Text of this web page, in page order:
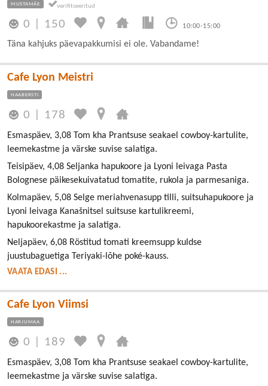
MUSTAMÄE
0 150 10:00-15:00
Täna kahjuks päevapakkumisi ei ole. Vabandame!
Cafe Lyon Meistri
HAABERSTI
0 178
Esmaspäev, 3,08 Tom kha Prantsuse seakael cowboy-kartulite,
leemekastme ja värske suvise salatiga.
Teisipäev, 4,08 Seljanka hapukoore ja Lyoni leivaga Pasta
Bolognese päikesekuivatatud tomatite, rukola ja parmesaniga.
Kolmapäev, 5,08 Selge meriahvenasupp tilli, suitsuhapukoore ja
Lyoni leivaga Kanašnitsel suitsuse kartulikreemi,
hapukoorekastme ja salatiga.
Neljapäev, 6,08 Röstitud tomati kreemsupp kuldse
juustubaguetiga Teriyaki-lõhe poké-kauss.
VAATA EDASI ...
Cafe Lyon Viimsi
HARJUMAA
0 189
Esmaspäev, 3,08 Tom kha Prantsuse seakael cowboy-kartulite,
leemekastme ja värske suvise salatiga.